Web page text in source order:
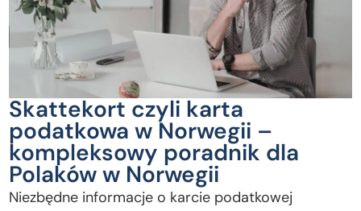
Skattekort czyli karta
podatkowa w Norwegii –
kompleksowy poradnik dla
Polaków w Norwegii
Niezbędne informacje o karcie podatkowej